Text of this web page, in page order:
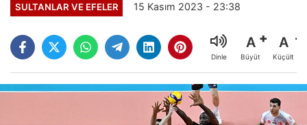
SULTANLAR VE EFELER 15 Kasım 2023 - 23:38
Dinle
A
Büyüt
A
Küçült